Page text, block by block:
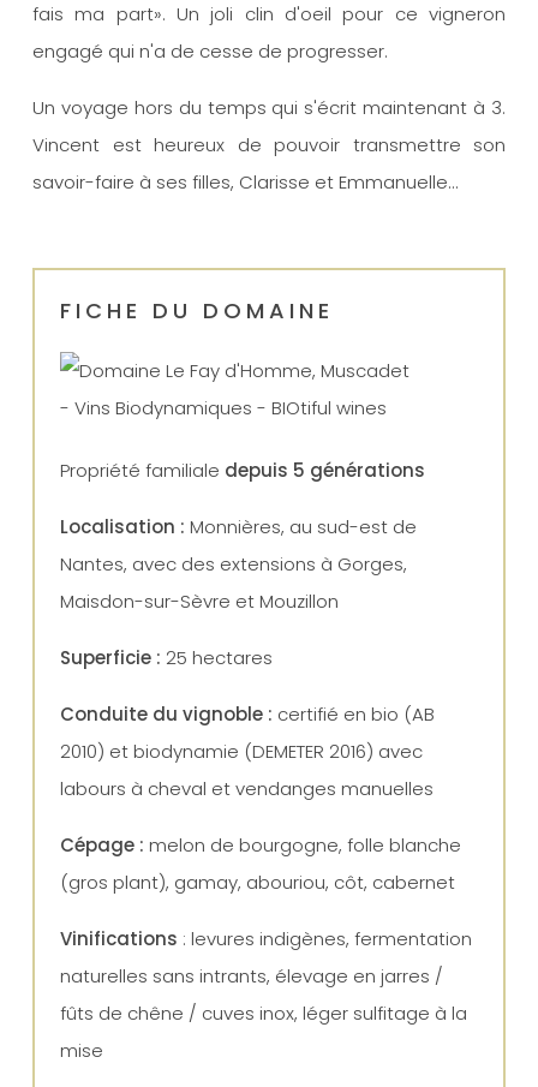
fais ma part». Un joli clin d'oeil pour ce vigneron
engagé qui n'a de cesse de progresser.
Un voyage hors du temps qui s'écrit maintenant à 3.
Vincent est heureux de pouvoir transmettre son
savoir-faire à ses filles, Clarisse et Emmanuelle...
FICHE DU DOMAINE
Propriété familiale depuis 5 générations
Localisation : Monnières, au sud-est de
Nantes, avec des extensions à Gorges,
Maisdon-sur-Sèvre et Mouzillon
Superficie : 25 hectares
Conduite du vignoble : certifié en bio (AB
2010) et biodynamie (DEMETER 2016) avec
labours à cheval et vendanges manuelles
Cépage : melon de bourgogne, folle blanche
(gros plant), gamay, abouriou, côt, cabernet
Vinifications : levures indigènes, fermentation
naturelles sans intrants, élevage en jarres /
fûts de chêne / cuves inox, léger sulfitage à la
mise